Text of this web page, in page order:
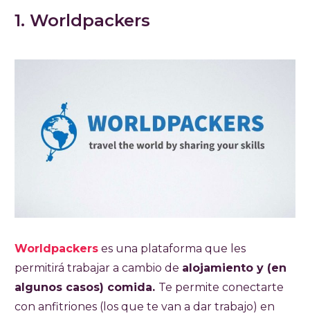
1. Worldpackers
Worldpackers es una plataforma que les
permitirá trabajar a cambio de alojamiento y (en
algunos casos) comida. Te permite conectarte
con anfitriones (los que te van a dar trabajo) en